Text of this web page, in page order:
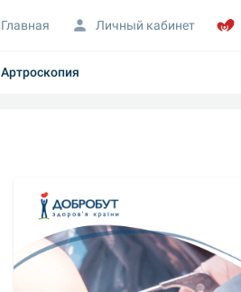
Артроскопия
Главная Личный кабинет